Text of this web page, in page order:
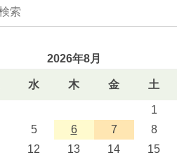
2026年8月
水 木 金 土
1
5 6 7 8
12 13 14 15